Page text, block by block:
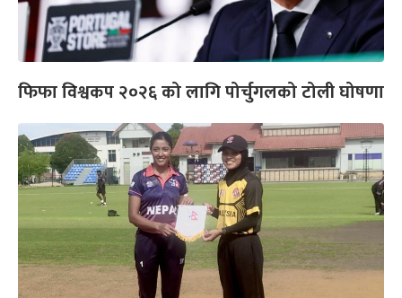
फिफा विश्वकप २०२६ को लागि पोर्चुगलको टोली घोषणा